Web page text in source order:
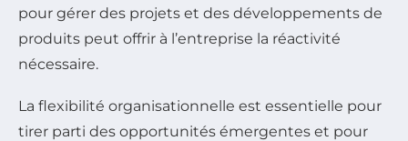
pour gérer des projets et des développements de
produits peut offrir à l’entreprise la réactivité
nécessaire.
La flexibilité organisationnelle est essentielle pour
tirer parti des opportunités émergentes et pour